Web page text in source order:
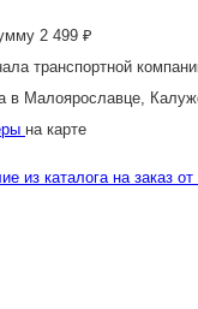
2 499 ₽
транспортной
в Малоярославце,
на карте
из каталога на заказ от